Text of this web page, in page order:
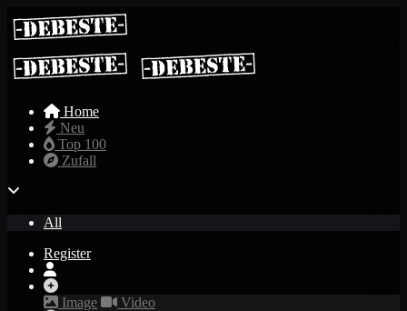
Home
Neu
Top 100
Zufall
All
Register
Image Video